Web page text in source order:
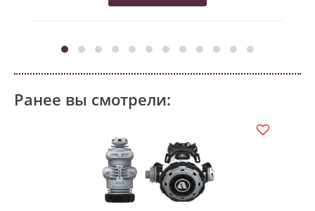
Ранее вы смотрели: